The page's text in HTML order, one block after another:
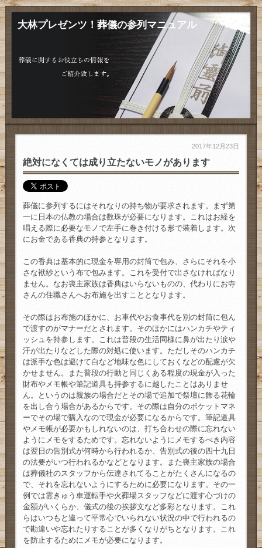
大林プレゼンツ！葬儀の参列マニュアル
2017年12月23日
絶対になくては成り立たないモノがあります
葬儀に参列するにはそれなりの持ち物が要求されます。まず第
一に日本の仏教の場合は数珠が必要になります。これはお経を
唱える際に必要なモノで左手に巻き付ける形で装着します。次
にお金である香典の持参となります。
この香典は基本的に現金を専用の封筒で包み、さらにそれを小
さな袱紗という布で包みます。これを受付で出さなければなり
ません。なお喪主家族は香典はいらないものの、代わりにお寺
さんの住職さんへお布施を出すこととなります。
その際はお布施のほかに、お車代やお食事代を別の封筒に包ん
で渡すのがマナーだとされます。そのほかにはハンカチやティ
ッシュを持参します。これは普段の生活同様に鼻が出たり涙や
汗が出たりなどした際の対処に使います。ただしそのハンカチ
は派手な色は避けて白など地味な色にしておくなどの配慮が欠
かせません。また普段の行動と同じくある程度の現金が入った
財布やメモ帳や筆記道具も持参するに越したことはありませ
ん。というのは親族の場合だとその場で追加で祭壇に飾る花輪
を出し合う場合があるからです。その際は自分のポケットマネ
ーでその場で購入なので現金が必要になるからです。筆記道具
やメモ帳が必要かもしれないのは、打ち合わせの際に忘れない
ようにメモをするためです。忘れないようにメモするべき内容
は翌日の告別式が何時から行われるか、告別式の後の四十九日
の法要がいつ行われるかなどとなります。また喪主家族の場合
は葬儀社のスタッフから伝達されてることがたくさんになるの
で、それを忘れないようにするために必要になります。その一
例では霊きゅう車運転手や火葬場スタッフなどに渡す心づけの
金額がいくらか、儀式の後の挨拶文など多彩となります。これ
らはいつもと違って平常心でいられない状況の中で行われるの
で勘違いや忘れたりすることが多くなりがちとなります。これ
を防止するためにメモが必要になります。